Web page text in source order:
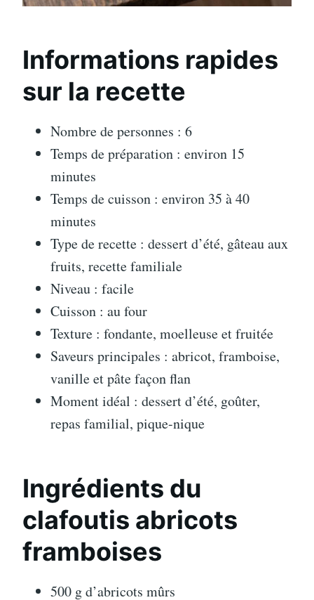
Informations rapides
sur la recette
Nombre de personnes : 6
Temps de préparation : environ 15
minutes
Temps de cuisson : environ 35 à 40
minutes
Type de recette : dessert d’été, gâteau aux
fruits, recette familiale
Niveau : facile
Cuisson : au four
Texture : fondante, moelleuse et fruitée
Saveurs principales : abricot, framboise,
vanille et pâte façon flan
Moment idéal : dessert d’été, goûter,
repas familial, pique-nique
Ingrédients du
clafoutis abricots
framboises
500 g d’abricots mûrs